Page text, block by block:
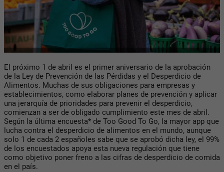
El próximo 1 de abril es el primer aniversario de la aprobación
de la Ley de Prevención de las Pérdidas y el Desperdicio de
Alimentos. Muchas de sus obligaciones para empresas y
establecimientos, como elaborar planes de prevención y aplicar
una jerarquía de prioridades para prevenir el desperdicio,
comienzan a ser de obligado cumplimiento este mes de abril.
Según la última encuesta* de Too Good To Go, la mayor app que
lucha contra el desperdicio de alimentos en el mundo, aunque
solo 1 de cada 2 españoles sabe que se aprobó dicha ley, el 99%
de los encuestados apoya esta nueva regulación que tiene
como objetivo poner freno a las cifras de desperdicio de comida
en el país.